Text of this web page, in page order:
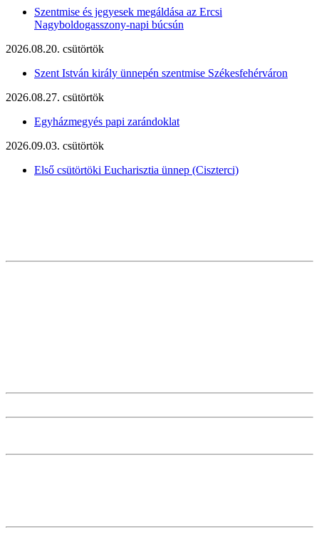
Szentmise és jegyesek megáldása az Ercsi
Nagyboldogasszony-napi búcsún
2026.08.20. csütörtök
Szent István király ünnepén szentmise Székesfehérváron
2026.08.27. csütörtök
Egyházmegyés papi zarándoklat
2026.09.03. csütörtök
Első csütörtöki Eucharisztia ünnep (Ciszterci)